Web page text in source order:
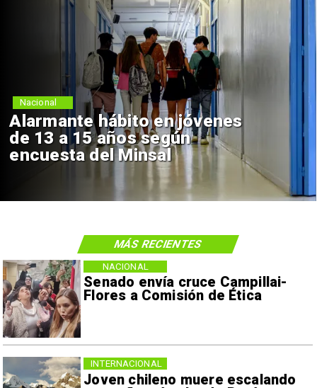
Alarmante hábito en jóvenes
de 13 a 15 años según
encuesta del Minsal
Nacional
Senado envía cruce Campillai-
Flores a Comisión de Ética
NACIONAL
Joven chileno muere escalando
INTERNACIONAL
MÁS RECIENTES